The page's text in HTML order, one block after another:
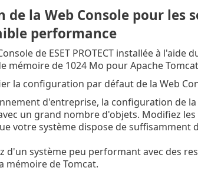
de la Web Console pour les
performance
de ESET PROTECT installée à
mémoire de 1024 Mo pour Apache
la configuration par défaut de la Web
d'entreprise, la configuration de
un grand nombre d'objets. Modifiez
votre système dispose de suffisamment
d'un système peu performant avec des
mémoire de Tomcat.